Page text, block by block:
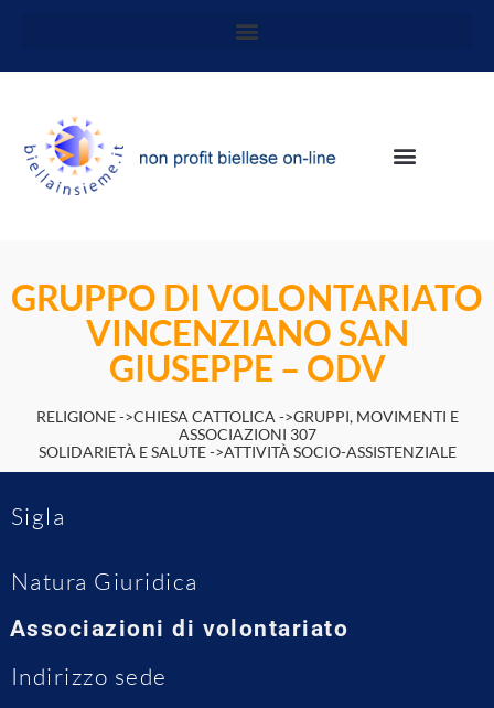
GRUPPO DI VOLONTARIATO
VINCENZIANO SAN
GIUSEPPE – ODV
RELIGIONE ->CHIESA CATTOLICA ->GRUPPI, MOVIMENTI E
ASSOCIAZIONI 307
SOLIDARIETÀ E SALUTE ->ATTIVITÀ SOCIO-ASSISTENZIALE
Sigla
Natura Giuridica
Associazioni di volontariato
Indirizzo sede